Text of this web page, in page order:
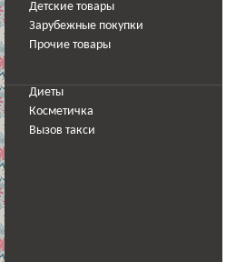
Детские товары
Зарубежные покупки
Прочие товары
Диеты
Косметичка
Вызов такси